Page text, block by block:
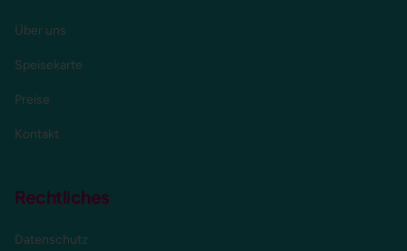
Über uns
Speisekarte
Preise
Kontakt
Rechtliches
Datenschutz